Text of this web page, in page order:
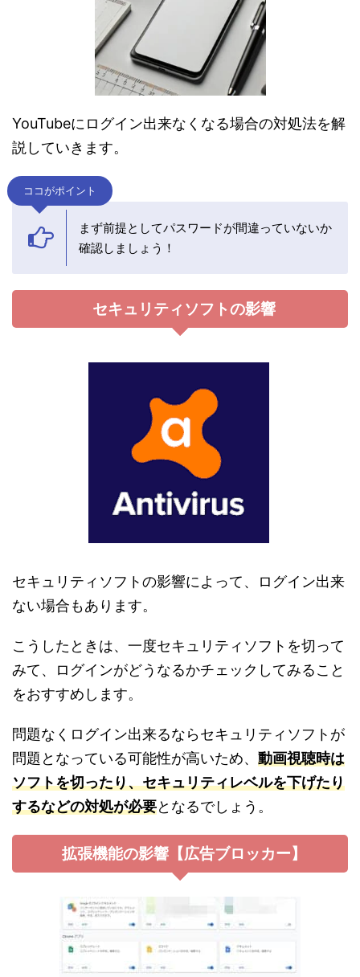
YouTubeにログイン出来なくなる場合の対処法を解
説していきます。
ココがポイント
まず前提としてパスワードが間違っていないか
確認しましょう！
セキュリティソフトの影響
セキュリティソフトの影響によって、ログイン出来
ない場合もあります。
こうしたときは、一度セキュリティソフトを切って
みて、ログインがどうなるかチェックしてみること
をおすすめします。
問題なくログイン出来るならセキュリティソフトが
問題となっている可能性が高いため、 動画視聴時は
ソフトを切ったり、セキュリティレベルを下げたり
するなどの対処が必要となるでしょう。
拡張機能の影響【広告ブロッカー】